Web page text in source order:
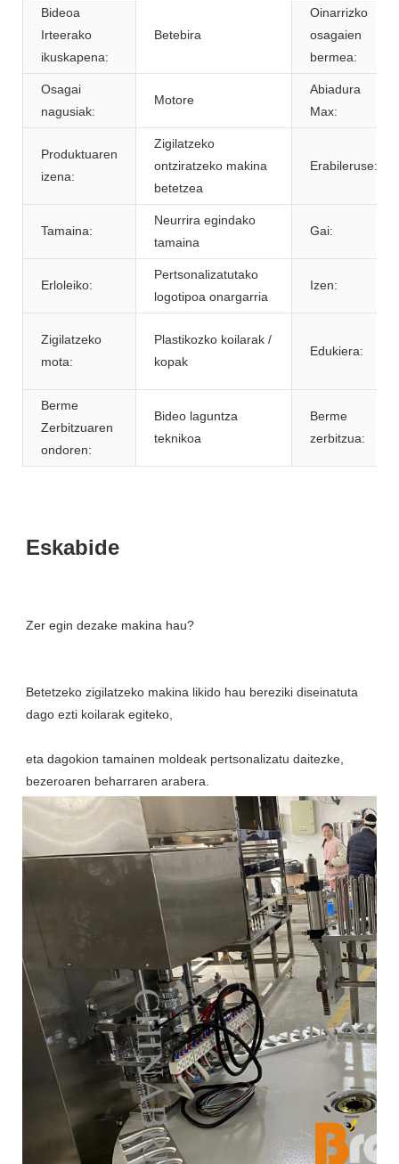
Bideoa
Irteerako
ikuskapena:
Betebira
Oinarrizko
osagaien
bermea:
Osagai
nagusiak:
Motore
Abiadura
Max:
Produktuaren
izena:
Zigilatzeko
ontziratzeko makina
betetzea
Erabileruse:
Tamaina:
Neurrira egindako
tamaina
Gai:
Erloleiko:
Pertsonalizatutako
logotipoa onargarria
Izen:
Zigilatzeko
mota:
Plastikozko koilarak /
kopak
Edukiera:
Berme
Zerbitzuaren
ondoren:
Bideo laguntza
teknikoa
Berme
zerbitzua:
Betetzeko zigilatzeko makina likido hau bereziki diseinatuta
eta dagokion tamainen moldeak pertsonalizatu daitezke,